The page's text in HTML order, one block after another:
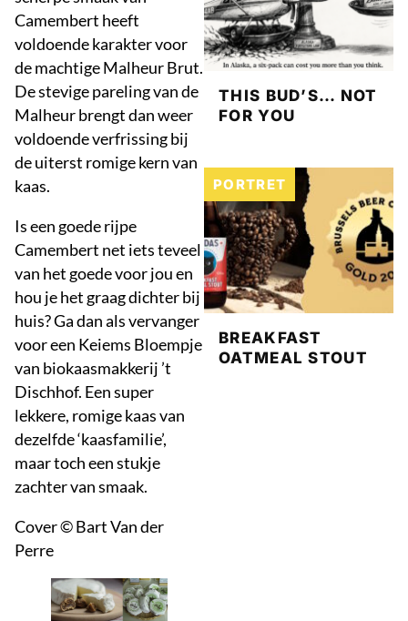
Camembert heeft
voldoende karakter voor
de machtige Malheur Brut.
De stevige pareling van de
Malheur brengt dan weer
voldoende verfrissing bij
de uiterst romige kern van
kaas.
Is een goede rijpe
Camembert net iets teveel
van het goede voor jou en
hou je het graag dichter bij
huis? Ga dan als vervanger
voor een Keiems Bloempje
van biokaasmakkerij ’t
Dischhof. Een super
lekkere, romige kaas van
dezelfde ‘kaasfamilie’,
maar toch een stukje
zachter van smaak.
Cover © Bart Van der
Perre
THIS BUD’S… NOT
FOR YOU
PORTRET
BREAKFAST
OATMEAL STOUT